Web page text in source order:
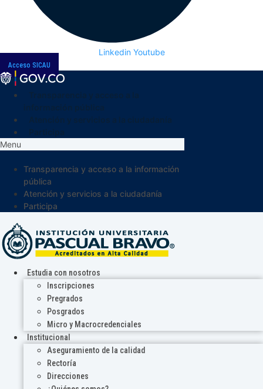
Linkedin Youtube
Acceso SICAU
Menu
Transparencia y acceso a la información
pública
Atención y servicios a la ciudadanía
Participa
Estudia con nosotros
Inscripciones
Pregrados
Posgrados
Micro y Macrocredenciales
Institucional
Aseguramiento de la calidad
Rectoría
Direcciones